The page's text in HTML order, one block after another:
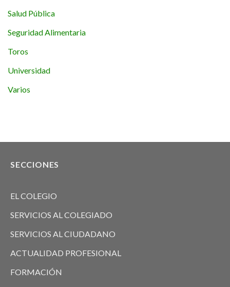
Salud Pública
Seguridad Alimentaria
Toros
Universidad
Varios
SECCIONES
EL COLEGIO
SERVICIOS AL COLEGIADO
SERVICIOS AL CIUDADANO
ACTUALIDAD PROFESIONAL
FORMACIÓN